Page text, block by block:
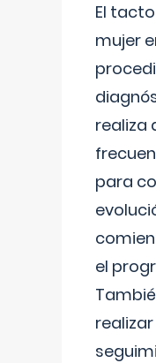
El
mujer
realiza
para
el
realizar